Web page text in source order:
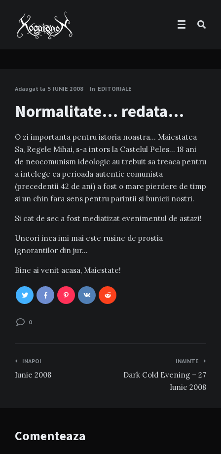
Adaugat la 5 IUNIE 2008 In EDITORIALE
Normalitate… redata…
O zi importanta pentru istoria noastra… Maiestatea
Sa, Regele Mihai, s-a intors la Castelul Peles… 18 ani
de neocomunism ideologic au trebuit sa treaca pentru
a intelege ca perioada autentic comunista
(precedentii 42 de ani) a fost o mare pierdere de timp
si un chin fara sens pentru parintii si bunicii nostri.
Si cat de sec a fost mediatizat evenimentul de astazi!
Uneori inca imi mai este rusine de prostia
ignorantilor din jur…
Bine ai venit acasa, Maiestate!
0
Navigare
în
INAPOI
Iunie 2008
INAINTE
Dark Cold Evening – 27
Iunie 2008
Comenteaza